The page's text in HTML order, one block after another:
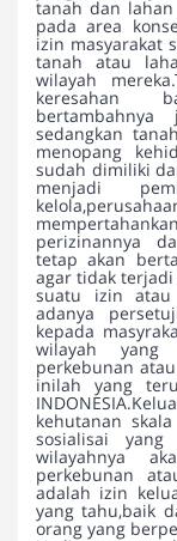
tanah dan
pada area
izin masyarakat
tanah atau
wilayah
keresahan
sedangkan
menopang
sudah dimiliki
menjadi
perizinannya
tetap akan
agar tidak
suatu izin atau
adanya
kepada
wilayah yang
perkebunan
inilah yang
kehutanan
sosialisai yang
wilayahnya
perkebunan
adalah izin
yang tahu,baik
orang yang